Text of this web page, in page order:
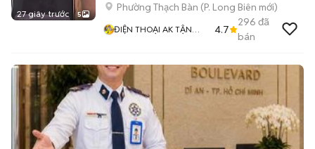
27 giây trước 5
Phường Thạch Bàn (P. Long Biên mới)
ĐIỆN THOẠI AK TẬN
4.7
296 đã
bán